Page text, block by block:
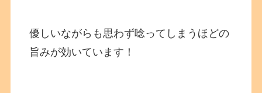
優しいながらも思わず唸ってしまうほどの
旨みが効いています！